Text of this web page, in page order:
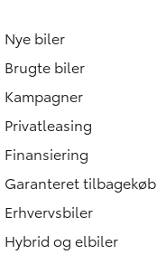
Nye biler
Brugte biler
Kampagner
Privatleasing
Finansiering
Garanteret tilbagekøb
Erhvervsbiler
Hybrid og elbiler